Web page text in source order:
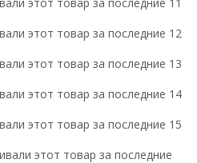
этот товар за последние 12
этот товар за последние 13
этот товар за последние 14
этот товар за последние 15
этот товар за последние